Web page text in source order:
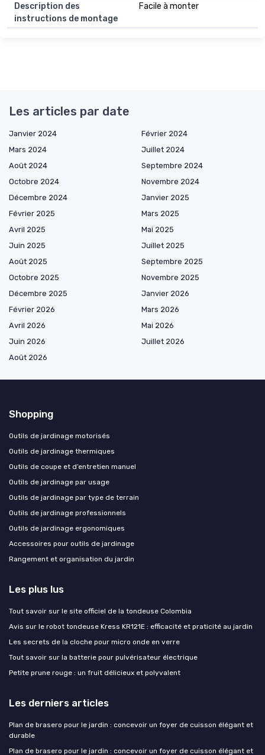
Description des
instructions de montage
Facile à monter
Les articles par date
Janvier 2024
Février 2024
Mars 2024
Juillet 2024
Août 2024
Septembre 2024
Octobre 2024
Novembre 2024
Décembre 2024
Janvier 2025
Février 2025
Mars 2025
Avril 2025
Mai 2025
Juin 2025
Juillet 2025
Août 2025
Septembre 2025
Octobre 2025
Novembre 2025
Décembre 2025
Janvier 2026
Février 2026
Mars 2026
Avril 2026
Mai 2026
Juin 2026
Juillet 2026
Août 2026
Shopping
Outils de jardinage motorisés
Outils de jardinage thermiques
Outils de coupe et d’entretien manuel
Outils de jardinage par usage
Outils de jardinage par type de terrain
Outils de jardinage professionnels
Outils de jardinage ergonomiques
Accessoires pour outils de jardinage
Rangement et organisation du jardin
Les plus lus
Tout savoir sur le site officiel de la tondeuse Colombia
Avis sur le robot tondeuse Kress KR121E : efficacité et praticité au jardin
Les secrets de la cloche pour micro onde en verre
Tout savoir sur la batterie pour pulvérisateur électrique
Petite prune rouge : un fruit délicieux et polyvalent
Les derniers articles
Plan de brasero pour le jardin : concevoir un foyer de cuisson élégant et
durable
Plan de brasero pour le jardin : concevoir un foyer de cuisson élégant et